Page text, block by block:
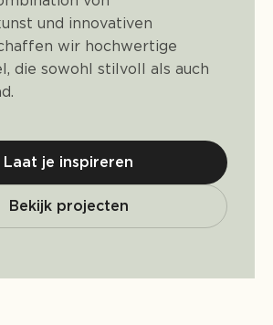
und innovativen
wir hochwertige
die sowohl stilvoll als auch
Laat je inspireren
Bekijk projecten